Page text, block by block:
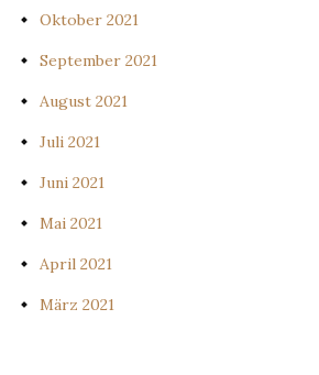
Oktober 2021
September 2021
August 2021
Juli 2021
Juni 2021
Mai 2021
April 2021
März 2021